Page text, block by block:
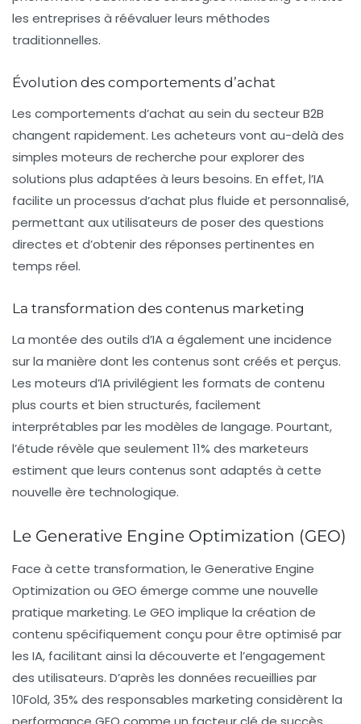
les entreprises à réévaluer leurs méthodes
traditionnelles.
Évolution des comportements d’achat
Les comportements d’achat au sein du secteur B2B
changent rapidement. Les acheteurs vont au-delà des
simples moteurs de recherche pour explorer des
solutions plus adaptées à leurs besoins. En effet, l’IA
facilite un processus d’achat plus fluide et personnalisé,
permettant aux utilisateurs de poser des questions
directes et d’obtenir des réponses pertinentes en
temps réel.
La transformation des contenus marketing
La montée des outils d’IA a également une incidence
sur la manière dont les contenus sont créés et perçus.
Les moteurs d’IA privilégient les formats de contenu
plus courts et bien structurés, facilement
interprétables par les modèles de langage. Pourtant,
l’étude révèle que seulement 11% des marketeurs
estiment que leurs contenus sont adaptés à cette
nouvelle ère technologique.
Le Generative Engine Optimization (GEO)
Face à cette transformation, le Generative Engine
Optimization ou GEO émerge comme une nouvelle
pratique marketing. Le GEO implique la création de
contenu spécifiquement conçu pour être optimisé par
les IA, facilitant ainsi la découverte et l’engagement
des utilisateurs. D’après les données recueillies par
10Fold, 35% des responsables marketing considèrent la